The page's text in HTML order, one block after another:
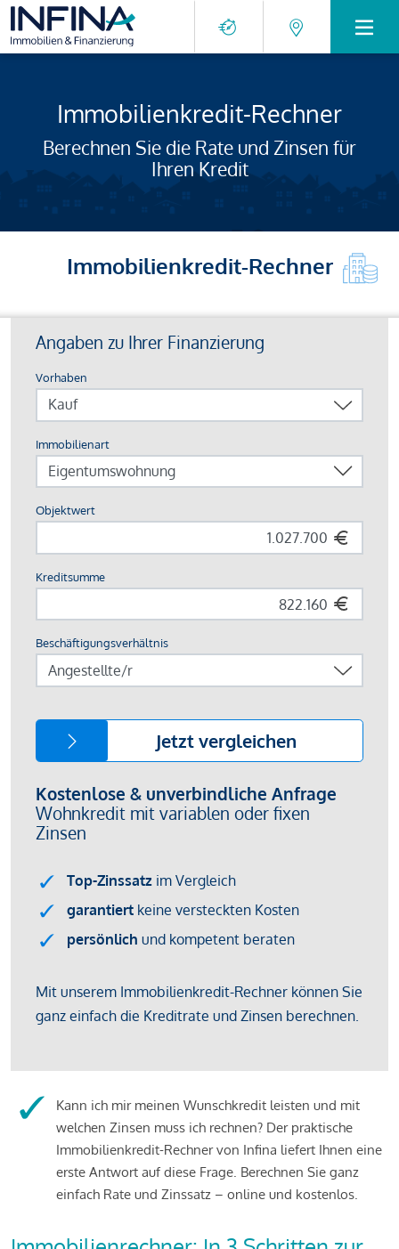
Immobilienkredit-Rechner
Berechnen Sie die Rate und Zinsen für
Ihren Kredit
Immobilienkredit-Rechner
Kann ich mir meinen Wunschkredit leisten und mit
welchen Zinsen muss ich rechnen? Der praktische
Immobilienkredit-Rechner von Infina liefert Ihnen eine
erste Antwort auf diese Frage. Berechnen Sie ganz
einfach Rate und Zinssatz – online und kostenlos.